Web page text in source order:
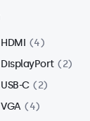
HDMI
4
DisplayPort
2
USB-C
2
VGA
4